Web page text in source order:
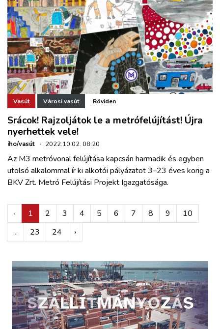
Vasút Városi vasút Röviden
Srácok! Rajzoljátok le a metrófelújítást! Újra
nyerhettek vele!
iho/vasút · 2022.10.02. 08:20
Az M3 metróvonal felújítása kapcsán harmadik és egyben
utolsó alkalommal ír ki alkotói pályázatot 3–23 éves korig a
BKV Zrt. Metró Felújítási Projekt Igazgatósága.
‹ 1 2 3 4 5 6 7 8 9
10
...
23 24 ›